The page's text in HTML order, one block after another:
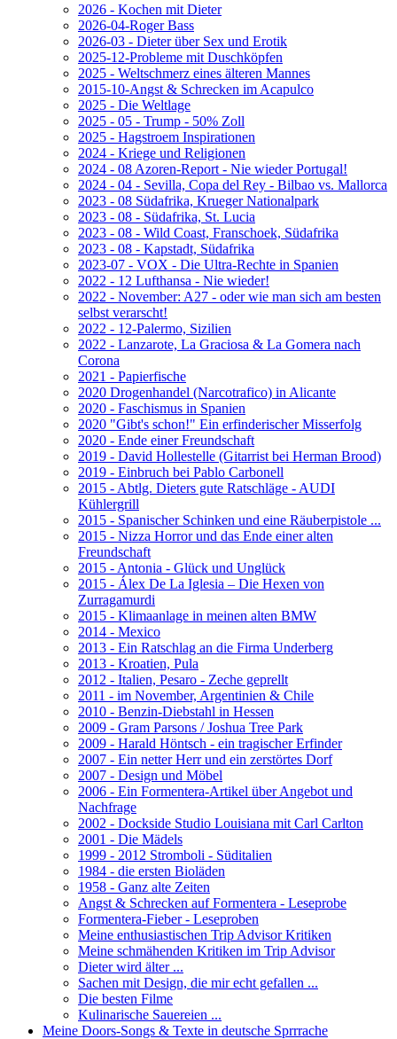
2026 - Kochen mit Dieter
2026-04-Roger Bass
2026-03 - Dieter über Sex und Erotik
2025-12-Probleme mit Duschköpfen
2025 - Weltschmerz eines älteren Mannes
2015-10-Angst & Schrecken im Acapulco
2025 - Die Weltlage
2025 - 05 - Trump - 50% Zoll
2025 - Hagstroem Inspirationen
2024 - Kriege und Religionen
2024 - 08 Azoren-Report - Nie wieder Portugal!
2024 - 04 - Sevilla, Copa del Rey - Bilbao vs. Mallorca
2023 - 08 Südafrika, Krueger Nationalpark
2023 - 08 - Südafrika, St. Lucia
2023 - 08 - Wild Coast, Franschoek, Südafrika
2023 - 08 - Kapstadt, Südafrika
2023-07 - VOX - Die Ultra-Rechte in Spanien
2022 - 12 Lufthansa - Nie wieder!
2022 - November: A27 - oder wie man sich am besten
selbst verarscht!
2022 - 12-Palermo, Sizilien
2022 - Lanzarote, La Graciosa & La Gomera nach
Corona
2021 - Papierfische
2020 Drogenhandel (Narcotrafico) in Alicante
2020 - Faschismus in Spanien
2020 "Gibt's schon!" Ein erfinderischer Misserfolg
2020 - Ende einer Freundschaft
2019 - David Hollestelle (Gitarrist bei Herman Brood)
2019 - Einbruch bei Pablo Carbonell
2015 - Abtlg. Dieters gute Ratschläge - AUDI
Kühlergrill
2015 - Spanischer Schinken und eine Räuberpistole ...
2015 - Nizza Horror und das Ende einer alten
Freundschaft
2015 - Antonia - Glück und Unglück
2015 - Álex De La Iglesia – Die Hexen von
Zurragamurdi
2015 - Klimaanlage in meinen alten BMW
2014 - Mexico
2013 - Ein Ratschlag an die Firma Underberg
2013 - Kroatien, Pula
2012 - Italien, Pesaro - Zeche geprellt
2011 - im November, Argentinien & Chile
2010 - Benzin-Diebstahl in Hessen
2009 - Gram Parsons / Joshua Tree Park
2009 - Harald Höntsch - ein tragischer Erfinder
2007 - Ein netter Herr und ein zerstörtes Dorf
2007 - Design und Möbel
2006 - Ein Formentera-Artikel über Angebot und
Nachfrage
2002 - Dockside Studio Louisiana mit Carl Carlton
2001 - Die Mädels
1999 - 2012 Stromboli - Süditalien
1984 - die ersten Bioläden
1958 - Ganz alte Zeiten
Angst & Schrecken auf Formentera - Leseprobe
Formentera-Fieber - Leseproben
Meine enthusiastischen Trip Advisor Kritiken
Meine schmähenden Kritiken im Trip Advisor
Dieter wird älter ...
Sachen mit Design, die mir echt gefallen ...
Die besten Filme
Kulinarische Sauereien ...
Meine Doors-Songs & Texte in deutsche Sprrrache